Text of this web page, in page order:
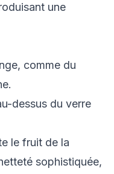
une
comme du
dessus du verre
le fruit de la
sophistiquée,